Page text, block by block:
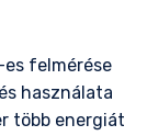
es felmérése
használata
több energiát